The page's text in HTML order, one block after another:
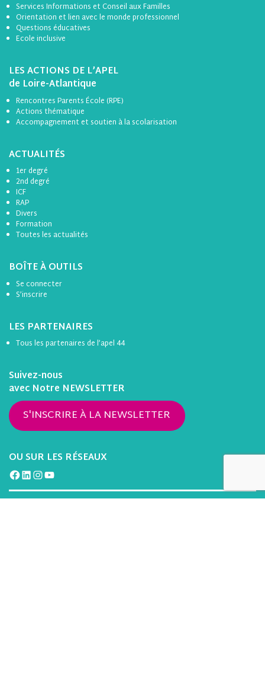
Services Informations et Conseil aux Familles
Orientation et lien avec le monde professionnel
Questions éducatives
Ecole inclusive
LES ACTIONS DE L’APEL
de Loire-Atlantique
Rencontres Parents École (RPE)
Actions thématique
Accompagnement et soutien à la scolarisation
ACTUALITÉS
1er degré
2nd degré
ICF
RAP
Divers
Formation
Toutes les actualités
BOÎTE À OUTILS
Se connecter
S’inscrire
LES PARTENAIRES
Tous les partenaires de l’apel 44
Suivez-nous
avec Notre NEWSLETTER
S'INSCRIRE À LA NEWSLETTER
OU SUR LES RÉSEAUX
Facebook
LinkedIn
Instagram
YouTube